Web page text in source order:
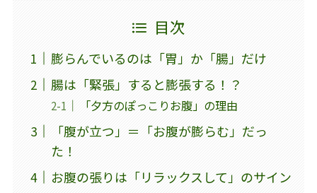
目次
膨らんでいるのは「胃」か「腸」だけ
腸は「緊張」すると膨張する！？
「夕方のぽっこりお腹」の理由
「腹が立つ」＝「お腹が膨らむ」だっ
た！
お腹の張りは「リラックスして」のサイン